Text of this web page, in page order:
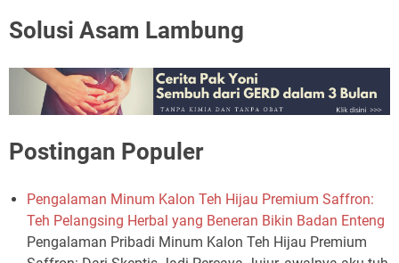
Solusi Asam Lambung
Postingan Populer
Pengalaman Minum Kalon Teh Hijau Premium Saffron:
Teh Pelangsing Herbal yang Beneran Bikin Badan Enteng
Pengalaman Pribadi Minum Kalon Teh Hijau Premium